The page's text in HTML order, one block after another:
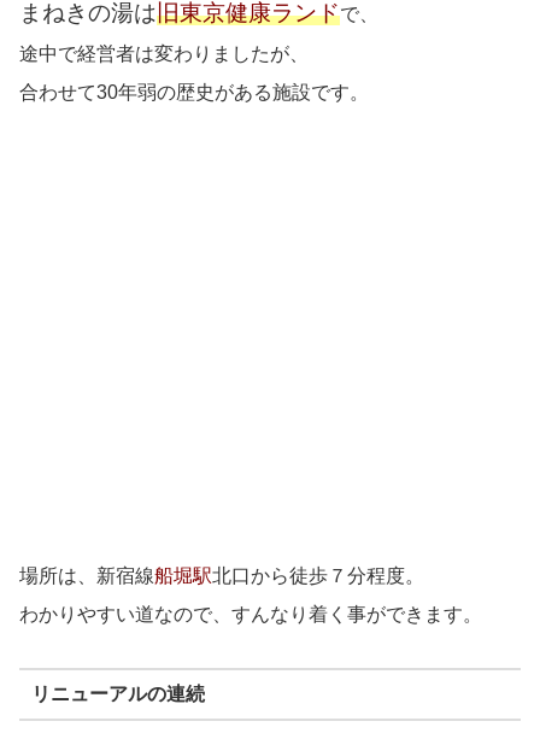
まねきの湯は旧東京健康ランドで、
途中で経営者は変わりましたが、
合わせて30年弱の歴史がある施設です。
場所は、新宿線船堀駅北口から徒歩７分程度。
わかりやすい道なので、すんなり着く事ができます。
リニューアルの連続